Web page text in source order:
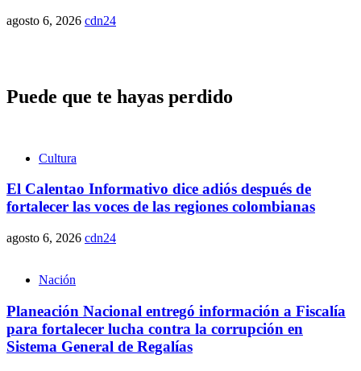
agosto 6, 2026 cdn24
Puede que te hayas perdido
Cultura
El Calentao Informativo dice adiós después de
fortalecer las voces de las regiones colombianas
agosto 6, 2026 cdn24
Nación
Planeación Nacional entregó información a Fiscalía
para fortalecer lucha contra la corrupción en
Sistema General de Regalías